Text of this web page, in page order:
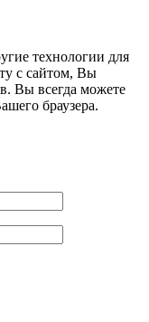
технологии для
с сайтом, Вы
Вы всегда можете
браузера.